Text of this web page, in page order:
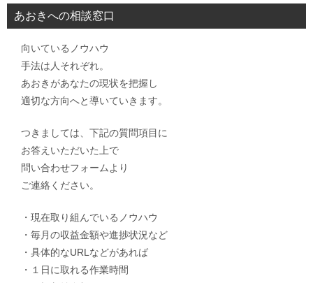
あおきへの相談窓口
向いているノウハウ
手法は人それぞれ。
あおきがあなたの現状を把握し
適切な方向へと導いていきます。
つきましては、下記の質問項目に
お答えいただいた上で
問い合わせフォームより
ご連絡ください。
・現在取り組んでいるノウハウ
・毎月の収益金額や進捗状況など
・具体的なURLなどがあれば
・１日に取れる作業時間